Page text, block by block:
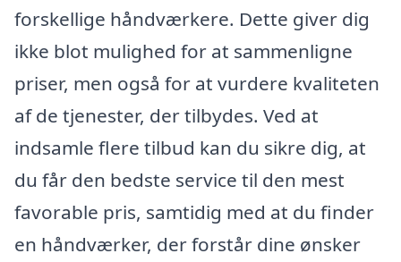
forskellige håndværkere. Dette giver dig
ikke blot mulighed for at sammenligne
priser, men også for at vurdere kvaliteten
af de tjenester, der tilbydes. Ved at
indsamle flere tilbud kan du sikre dig, at
du får den bedste service til den mest
favorable pris, samtidig med at du finder
en håndværker, der forstår dine ønsker